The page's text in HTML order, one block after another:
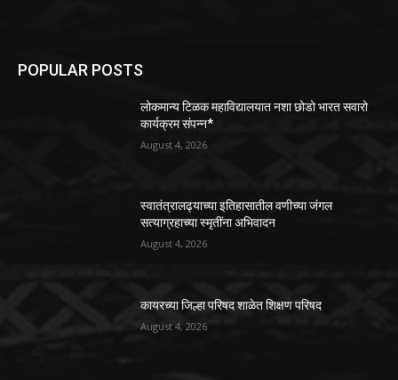
POPULAR POSTS
लोकमान्य टिळक महाविद्यालयात नशा छोडो भारत सवारो
कार्यक्रम संपन्न*
August 4, 2026
स्वातंत्रालढ्याच्या इतिहासातील वणीच्या जंगल
सत्याग्रहाच्या स्मृतींना अभिवादन
August 4, 2026
कायरच्या जिल्हा परिषद शाळेत शिक्षण परिषद
August 4, 2026